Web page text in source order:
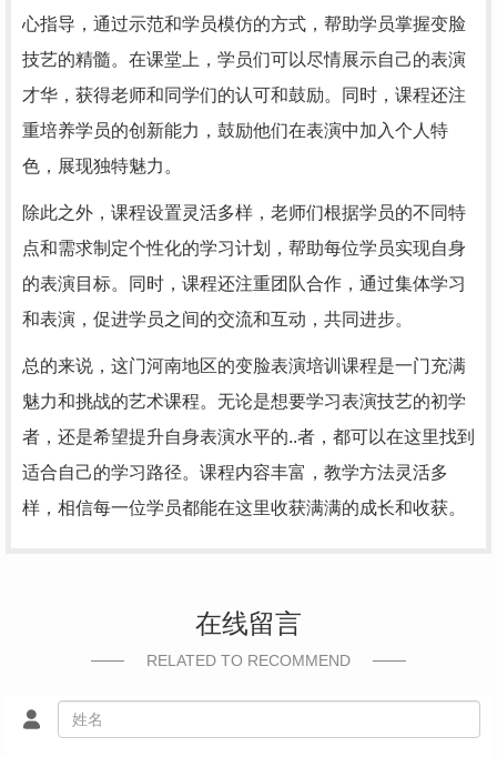
心指导，通过示范和学员模仿的方式，帮助学员掌握变脸
技艺的精髓。在课堂上，学员们可以尽情展示自己的表演
才华，获得老师和同学们的认可和鼓励。同时，课程还注
重培养学员的创新能力，鼓励他们在表演中加入个人特
色，展现独特魅力。
除此之外，课程设置灵活多样，老师们根据学员的不同特
点和需求制定个性化的学习计划，帮助每位学员实现自身
的表演目标。同时，课程还注重团队合作，通过集体学习
和表演，促进学员之间的交流和互动，共同进步。
总的来说，这门河南地区的变脸表演培训课程是一门充满
魅力和挑战的艺术课程。无论是想要学习表演技艺的初学
者，还是希望提升自身表演水平的..者，都可以在这里找到
适合自己的学习路径。课程内容丰富，教学方法灵活多
样，相信每一位学员都能在这里收获满满的成长和收获。
在线留言
RELATED TO RECOMMEND